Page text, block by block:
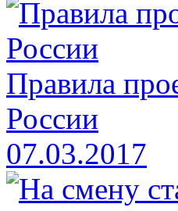
Правила
России
07.03.2017